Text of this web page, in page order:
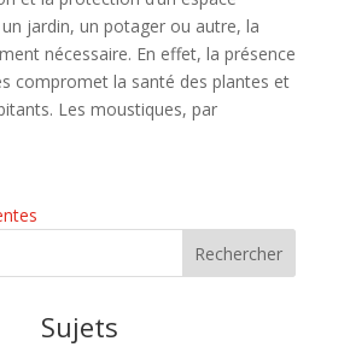
jardin, un potager ou autre, la
nécessaire. En effet, la présence
compromet la santé des plantes et
Les moustiques, par
Sujets